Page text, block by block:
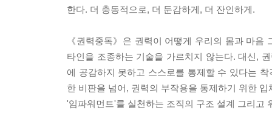
한다. 더 충동적으로, 더 둔감하게, 더 잔인하게.
《권력중독》은 권력이 어떻게 우리의 몸과 마
타인을 조종하는 기술을 가르치지 않는다. 대신,
에 공감하지 못하고 스스로를 통제할 수 있다는
한 비판을 넘어, 권력의 부작용을 통제하기 위한
'임파워먼트'를 실천하는 조직의 구조 설계 그리고